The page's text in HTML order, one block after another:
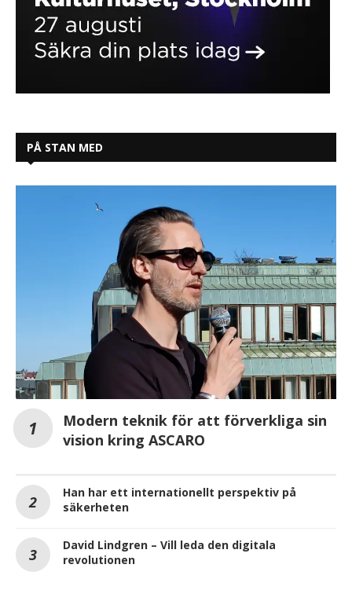
PÅ STAN MED
Modern teknik för att förverkliga sin
vision kring ASCARO
Han har ett internationellt perspektiv på
säkerheten
David Lindgren – Vill leda den digitala
revolutionen